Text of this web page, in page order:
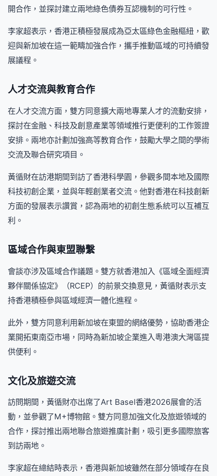
開合作，並探討建立兩地綠色債券互認機制的可行性。
李家超表示，香港正積極發展成為亞太區綠色金融樞紐，歡
迎與新加坡在這一範疇加強合作，攜手推動區域的可持續發
展議程。
人才交流與教育合作
在人才交流方面，雙方同意擴大兩地專業人才的流動安排，
探討在金融、科技及創意產業等領域推行更便利的工作簽證
安排。兩地亦計劃加強高等教育合作，鼓勵大學之間的學術
交流及聯合研究項目。
黃循財在訪港期間到訪了香港科學園，參觀多間本地及國際
科技初創企業，並與年輕創業者交流。他對香港在科技創新
方面的發展表示讚賞，認為兩地的初創生態系統可以互補互
利。
區域合作與東盟聯繫
會談亦涉及區域合作議題。雙方就香港加入《區域全面經濟
夥伴關係協定》（RCEP）的前景交換意見，黃循財表示支
持香港積極參與區域經濟一體化進程。
此外，雙方同意利用新加坡在東盟的網絡優勢，協助香港企
業開拓東南亞市場，同時為新加坡企業進入粵港澳大灣區提
供便利。
文化及旅遊交流
訪問期間，黃循財亦出席了Art Basel香港2026展會的活
動，並參觀了M+博物館。雙方同意加強文化及旅遊領域的
合作，探討推出兩地聯合旅遊推廣計劃，吸引更多國際旅客
到訪兩地。
李家超在總結時表示，香港與新加坡雖然在部分領域存在良